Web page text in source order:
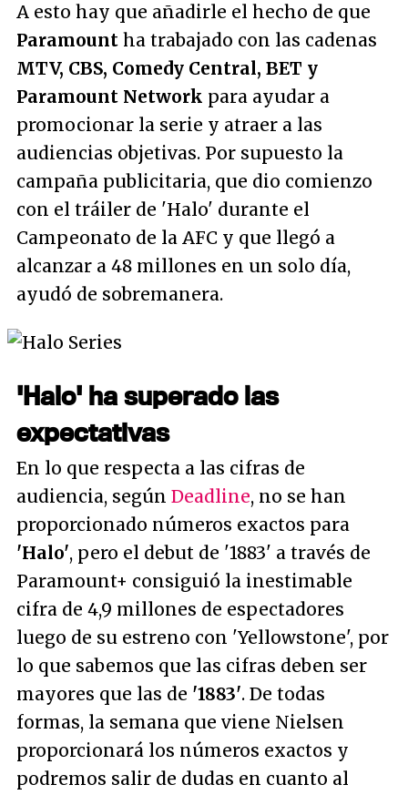
A esto hay que añadirle el hecho de que
Paramount ha trabajado con las cadenas
MTV, CBS, Comedy Central, BET y
Paramount Network para ayudar a
promocionar la serie y atraer a las
audiencias objetivas. Por supuesto la
campaña publicitaria, que dio comienzo
con el tráiler de 'Halo' durante el
Campeonato de la AFC y que llegó a
alcanzar a 48 millones en un solo día,
ayudó de sobremanera.
'Halo' ha superado las
expectativas
En lo que respecta a las cifras de
audiencia, según Deadline, no se han
proporcionado números exactos para
'Halo', pero el debut de '1883' a través de
Paramount+ consiguió la inestimable
cifra de 4,9 millones de espectadores
luego de su estreno con 'Yellowstone', por
lo que sabemos que las cifras deben ser
mayores que las de '1883'. De todas
formas, la semana que viene Nielsen
proporcionará los números exactos y
podremos salir de dudas en cuanto al